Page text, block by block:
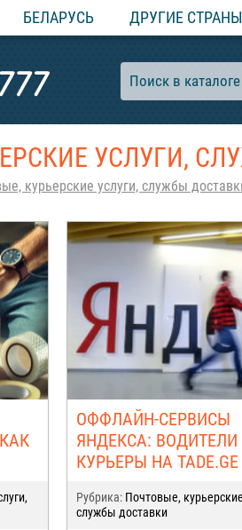
БЕЛАРУСЬ ДРУГИЕ СТРАНЫ
УСЛУГИ,
курьерские услуги, службы
ОФФЛАЙН-СЕРВИСЫ
ЯНДЕКСА: ВОДИТЕЛИ
КУРЬЕРЫ НА TADE.GE
Рубрика: Почтовые,
службы доставки